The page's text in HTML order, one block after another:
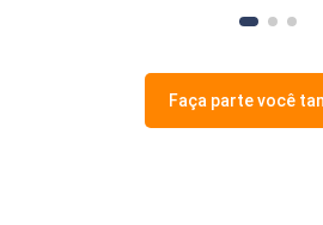
Faça parte você